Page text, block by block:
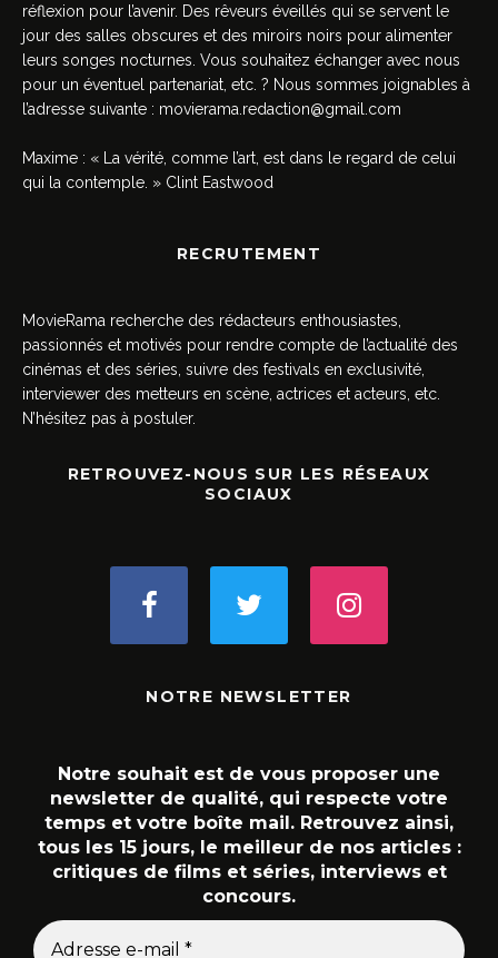
réflexion pour l’avenir. Des rêveurs éveillés qui se servent le
jour des salles obscures et des miroirs noirs pour alimenter
leurs songes nocturnes. Vous souhaitez échanger avec nous
pour un éventuel partenariat, etc. ? Nous sommes joignables à
l’adresse suivante : movierama.redaction@gmail.com
Maxime : « La vérité, comme l’art, est dans le regard de celui
qui la contemple. » Clint Eastwood
RECRUTEMENT
MovieRama recherche des rédacteurs enthousiastes,
passionnés et motivés pour rendre compte de l’actualité des
cinémas et des séries, suivre des festivals en exclusivité,
interviewer des metteurs en scène, actrices et acteurs, etc.
N’hésitez pas à postuler.
RETROUVEZ-NOUS SUR LES RÉSEAUX
SOCIAUX
NOTRE NEWSLETTER
Notre souhait est de vous proposer une
newsletter de qualité, qui respecte votre
temps et votre boîte mail. Retrouvez ainsi,
tous les 15 jours, le meilleur de nos articles :
critiques de films et séries, interviews et
concours.